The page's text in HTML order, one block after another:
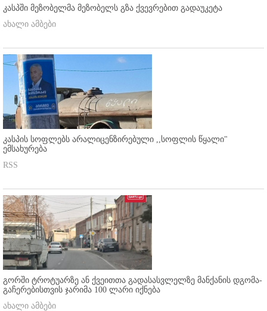
კასპში მეზობელმა მეზობელს გზა ქვევრებით გადაუკეტა
ახალი ამბები
კასპის სოფლებს არალიცენზირებული ,,სოფლის წყალი"
ემსახურება
RSS
გორში ტროტუარზე ან ქვეითთა გადასასვლელზე მანქანის დგომა-
გაჩერებისთვის ჯარიმა 100 ლარი იქნება
ახალი ამბები